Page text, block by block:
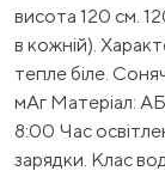
висота 120 см.
в кожній).
тепле біле.
мАг Матеріал:
8:00 Час
зарядки. Клас